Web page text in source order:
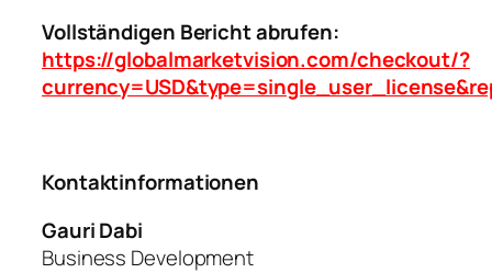
Vollständigen Bericht abrufen:
https://globalmarketvision.com/checkout/?
Kontaktinformationen
Gauri Dabi
Business Development